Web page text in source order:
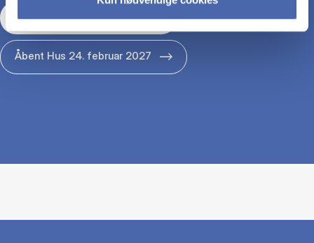
Åbent Hus 29. januar 2027
Åbent Hus 24. februar 2027